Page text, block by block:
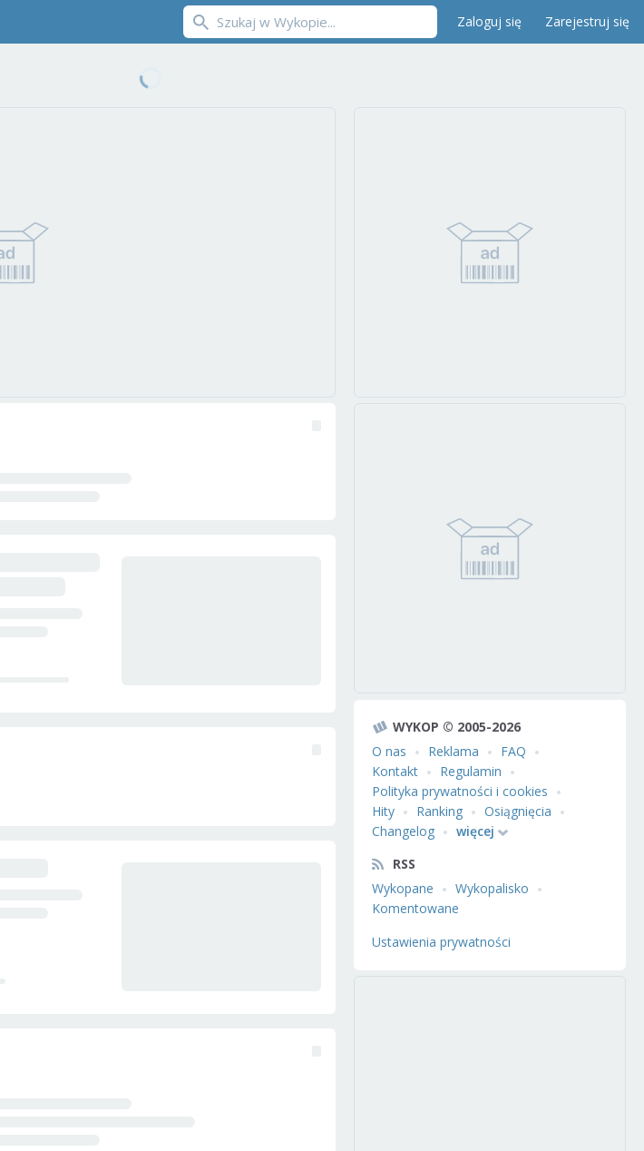
Zaloguj się Zarejestruj się
WYKOP © 2005-2026
O nas
Reklama
FAQ
Kontakt
Regulamin
Polityka prywatności i cookies
Hity
Ranking
Osiągnięcia
Changelog
więcej
RSS
Wykopane
Wykopalisko
Komentowane
Ustawienia prywatności